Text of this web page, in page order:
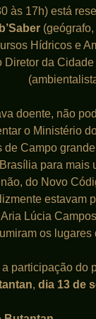
às 17h) está
(geógrafo,
Hídricos e
Diretor da
doente, não
o Ministério
Campo
para
do Novo
estavam
Lúcia
os lugares
participação do
, dia 13 de